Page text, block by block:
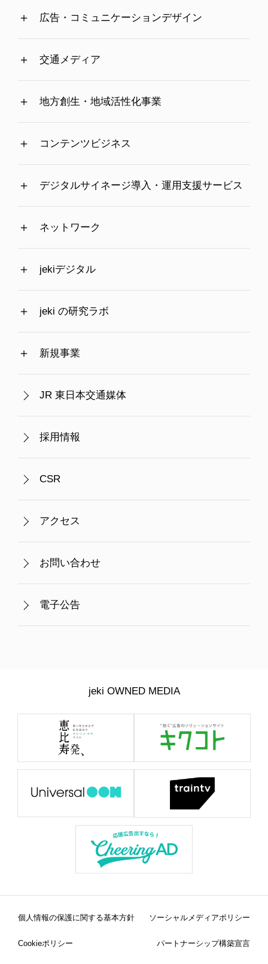
広告・コミュニケーションデザイン
交通メディア
地方創生・地域活性化事業
コンテンツビジネス
デジタルサイネージ導入・運用支援サービス
ネットワーク
jekiデジタル
jeki の研究ラボ
新規事業
JR 東日本交通媒体
採用情報
CSR
アクセス
お問い合わせ
電子公告
jeki OWNED MEDIA
個人情報の保護に関する基本方針 ソーシャルメディアポリシー
Cookieポリシー パートナーシップ構築宣言